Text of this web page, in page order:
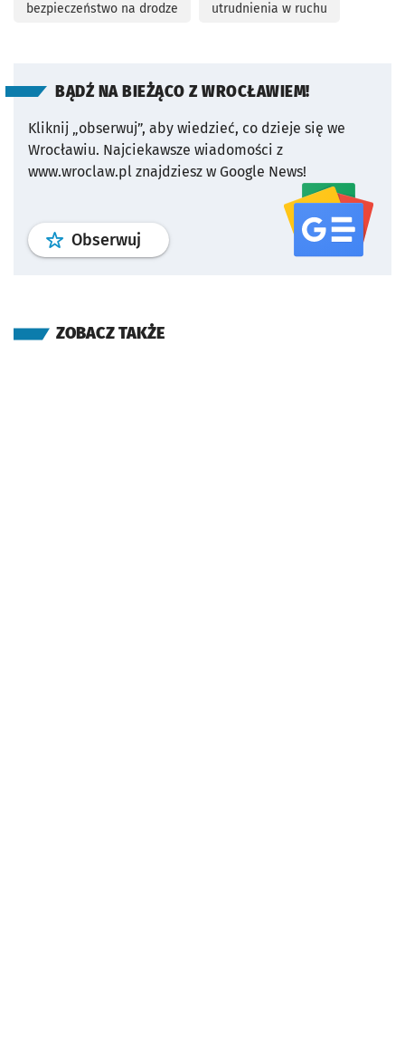
bezpieczeństwo na drodze utrudnienia w ruchu
BĄDŹ NA BIEŻĄCO Z WROCŁAWIEM!
Kliknij „obserwuj”, aby wiedzieć, co dzieje się we
Wrocławiu. Najciekawsze wiadomości z
www.wroclaw.pl znajdziesz w Google News!
Obserwuj profil serwisu
ZOBACZ TAKŻE